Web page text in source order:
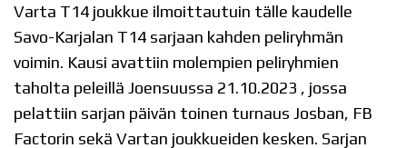
Varta T14 joukkue ilmoittautuin tälle kaudelle
Savo-Karjalan T14 sarjaan kahden peliryhmän
voimin. Kausi avattiin molempien peliryhmien
taholta peleillä Joensuussa 21.10.2023 , jossa
pelattiin sarjan päivän toinen turnaus Josban, FB
Factorin sekä Vartan joukkueiden kesken. Sarjan